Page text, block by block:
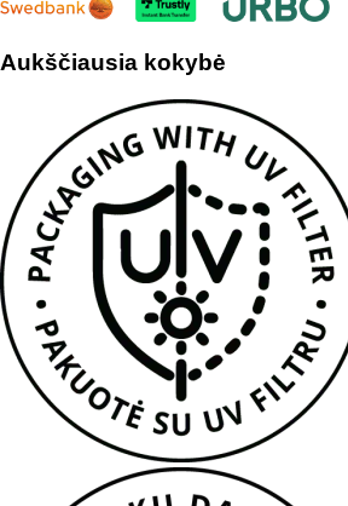
Aukščiausia kokybė